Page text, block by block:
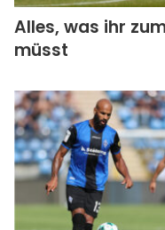
Alles, was ihr
müsst